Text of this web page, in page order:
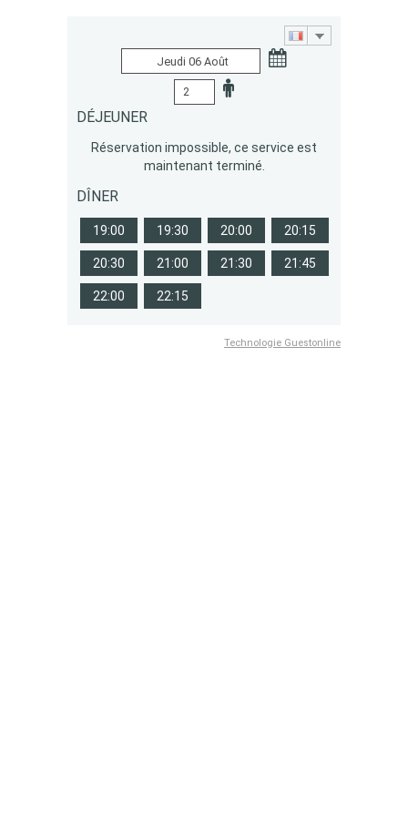
DÉJEUNER
Réservation impossible, ce service est
maintenant terminé.
DÎNER
19:00 19:30 20:00 20:15
20:30 21:00 21:30 21:45
22:00 22:15
Technologie Guestonline